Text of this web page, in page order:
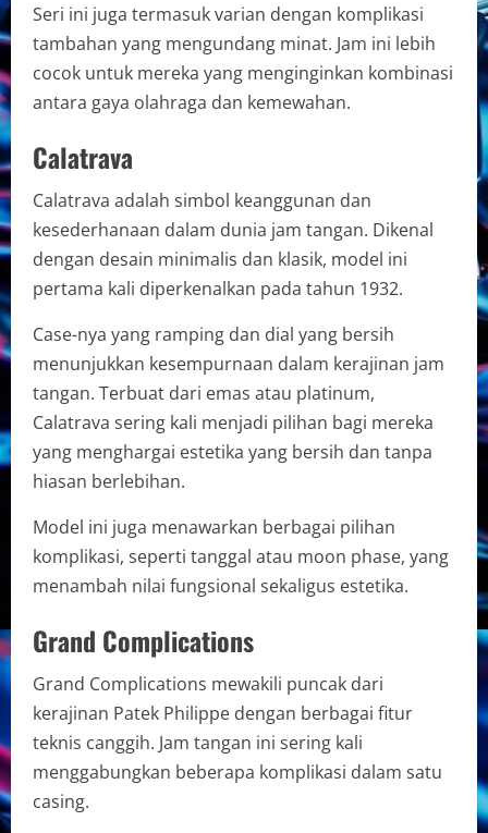
Seri ini juga termasuk varian dengan komplikasi
tambahan yang mengundang minat. Jam ini lebih
cocok untuk mereka yang menginginkan kombinasi
antara gaya olahraga dan kemewahan.
Calatrava
Calatrava adalah simbol keanggunan dan
kesederhanaan dalam dunia jam tangan. Dikenal
dengan desain minimalis dan klasik, model ini
pertama kali diperkenalkan pada tahun 1932.
Case-nya yang ramping dan dial yang bersih
menunjukkan kesempurnaan dalam kerajinan jam
tangan. Terbuat dari emas atau platinum,
Calatrava sering kali menjadi pilihan bagi mereka
yang menghargai estetika yang bersih dan tanpa
hiasan berlebihan.
Model ini juga menawarkan berbagai pilihan
komplikasi, seperti tanggal atau moon phase, yang
menambah nilai fungsional sekaligus estetika.
Grand Complications
Grand Complications mewakili puncak dari
kerajinan Patek Philippe dengan berbagai fitur
teknis canggih. Jam tangan ini sering kali
menggabungkan beberapa komplikasi dalam satu
casing.